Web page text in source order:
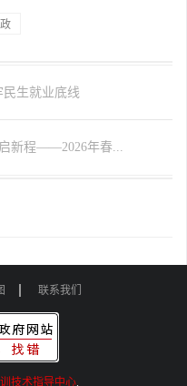
生就业底线
新程——2026年春...
联系我们
技术指导中心.